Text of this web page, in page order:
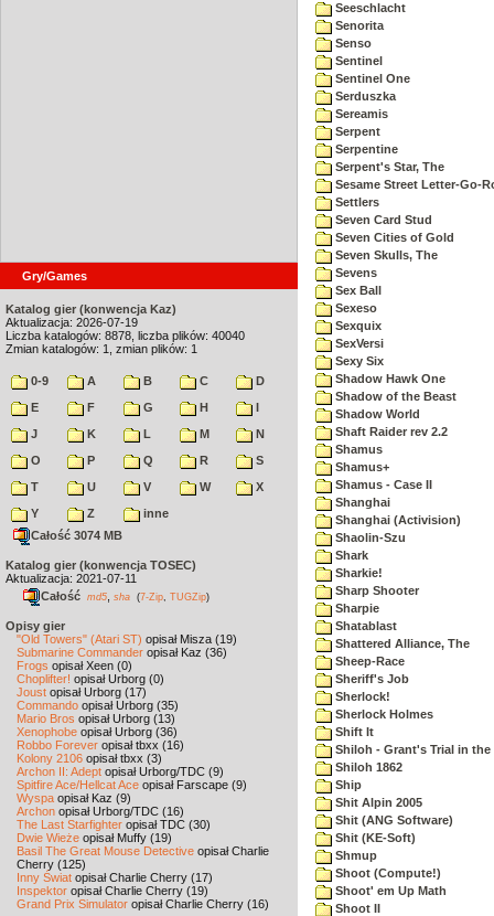
Gry/Games
Katalog gier (konwencja Kaz)
Aktualizacja: 2026-07-19
Liczba katalogów: 8878, liczba plików: 40040
Zmian katalogów: 1, zmian plików: 1
0-9 A B C
D
E
F G H
I
J
K L M
N
O
P Q R
S
T
U V W
X
Y
Z
inne
Całość 3074 MB
Katalog gier (konwencja TOSEC)
Aktualizacja: 2021-07-11
Całość md5 sha (7-Zip TUGZip)
Opisy gier
"Old Towers" (Atari ST) opisał Misza (19)
Submarine Commander opisał Kaz (36)
Frogs opisał Xeen (0)
Choplifter! opisał Urborg (0)
Joust opisał Urborg (17)
Commando opisał Urborg (35)
Mario Bros opisał Urborg (13)
Xenophobe opisał Urborg (36)
Robbo Forever opisał tbxx (16)
Kolony 2106 opisał tbxx (3)
Archon II: Adept opisał Urborg/TDC (9)
Spitfire Ace/Hellcat Ace opisał Farscape (9)
Wyspa opisał Kaz (9)
Archon opisał Urborg/TDC (16)
The Last Starfighter opisał TDC (30)
Dwie Wieże opisał Muffy (19)
Basil The Great Mouse Detective opisał Charlie
Cherry (125)
Inny Świat opisał Charlie Cherry (17)
Inspektor opisał Charlie Cherry (19)
Grand Prix Simulator opisał Charlie Cherry (16)
Seeschlacht
Senorita
Senso
Sentinel
Sentinel One
Serduszka
Sereamis
Serpent
Serpentine
Serpent's Star, The
Sesame Street Letter-Go-
Settlers
Seven Card Stud
Seven Cities of Gold
Seven Skulls, The
Sevens
Sex Ball
Sexeso
Sexquix
SexVersi
Sexy Six
Shadow Hawk One
Shadow of the Beast
Shadow World
Shaft Raider rev 2.2
Shamus
Shamus+
Shamus - Case II
Shanghai
Shanghai (Activision)
Shaolin-Szu
Shark
Sharkie!
Sharp Shooter
Sharpie
Shatablast
Shattered Alliance, The
Sheep-Race
Sheriff's Job
Sherlock!
Sherlock Holmes
Shift It
Shiloh - Grant's Trial in the
Shiloh 1862
Ship
Shit Alpin 2005
Shit (ANG Software)
Shit (KE-Soft)
Shmup
Shoot (Compute!)
Shoot' em Up Math
Shoot II